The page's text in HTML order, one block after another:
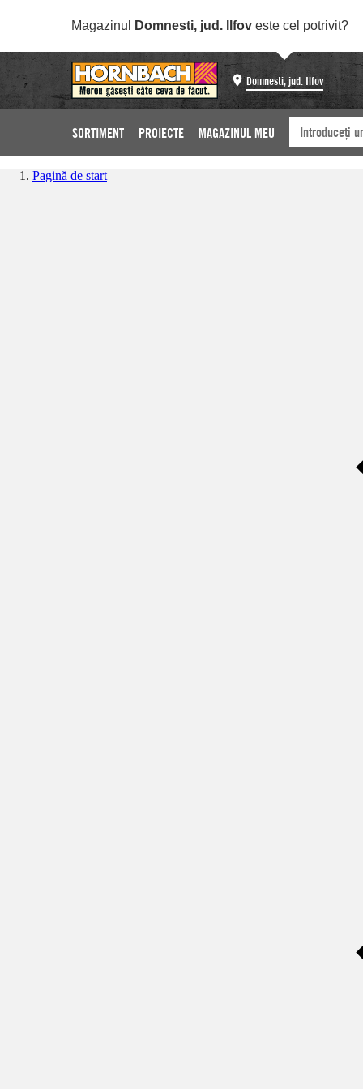
Magazinul Domnesti, jud. Ilfov este cel potrivit?
Domnesti, jud. Ilfov
SORTIMENT PROIECTE MAGAZINUL MEU
Pagină de start